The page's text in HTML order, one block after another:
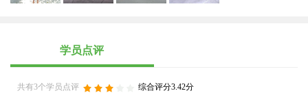
学员点评
共有3个学员点评 综合评分3.42分